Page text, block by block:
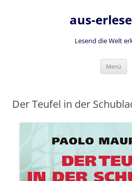
aus-
Lesend die Welt
Menü
Der Teufel in der